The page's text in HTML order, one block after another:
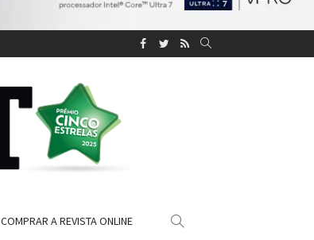
COMPRAR A REVISTA ONLINE